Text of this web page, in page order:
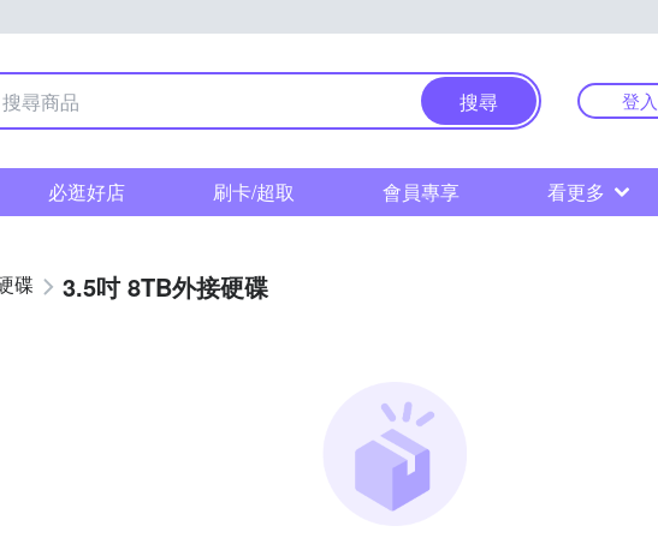
搜尋 登入
必逛好店 刷卡/超取 會員專享 看更多
碟 3.5吋 8TB外接硬碟